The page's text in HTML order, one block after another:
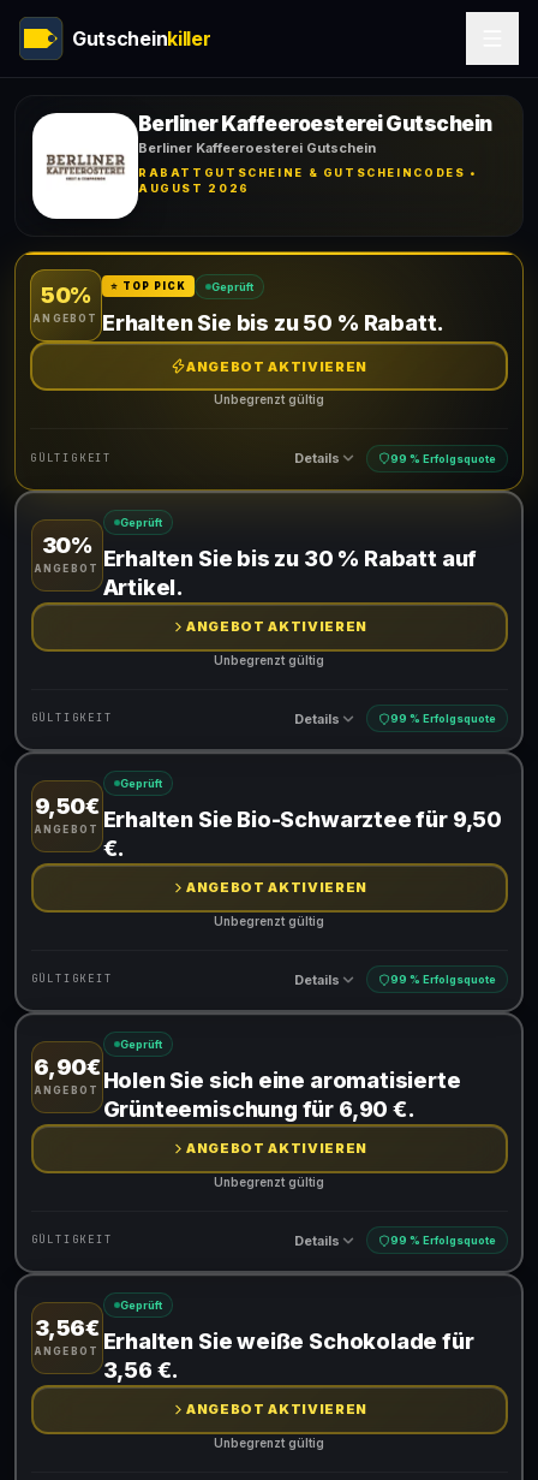
Gutscheinkiller
Berliner Kaffeeroesterei Gutschein
Berliner Kaffeeroesterei Gutschein
RABATTGUTSCHEINE & GUTSCHEINCODES •
AUGUST 2026
50%
ANGEBOT
⭐ TOP PICK Geprüft
Erhalten Sie bis zu 50 % Rabatt.
ANGEBOT AKTIVIEREN
Unbegrenzt gültig
GÜLTIGKEIT Details 99 % Erfolgsquote
Gültig für teilnehmende Produkte
30%
ANGEBOT
Geprüft
Erhalten Sie bis zu 30 % Rabatt auf
Artikel.
ANGEBOT AKTIVIEREN
Unbegrenzt gültig
GÜLTIGKEIT Details 99 % Erfolgsquote
Gültig für teilnehmende Produkte
9,50€
ANGEBOT
Geprüft
Erhalten Sie Bio-Schwarztee für 9,50
€.
ANGEBOT AKTIVIEREN
Unbegrenzt gültig
GÜLTIGKEIT Details 99 % Erfolgsquote
Gültig für teilnehmende Produkte
6,90€
ANGEBOT
Geprüft
Holen Sie sich eine aromatisierte
Grünteemischung für 6,90 €.
ANGEBOT AKTIVIEREN
Unbegrenzt gültig
GÜLTIGKEIT Details 99 % Erfolgsquote
Gültig für teilnehmende Produkte
3,56€
ANGEBOT
Geprüft
Erhalten Sie weiße Schokolade für
3,56 €.
ANGEBOT AKTIVIEREN
Unbegrenzt gültig